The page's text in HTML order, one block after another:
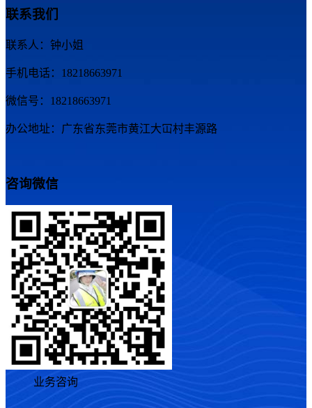
联系我们
联系人：钟小姐
手机电话：18218663971
微信号：18218663971
办公地址：广东省东莞市黄江大冚村丰源路
咨询微信
业务咨询